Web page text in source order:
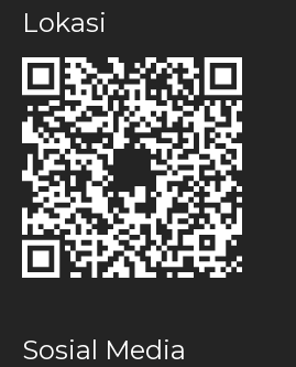
Lokasi
Sosial Media